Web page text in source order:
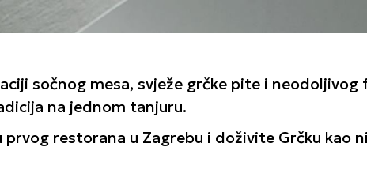
sočnog mesa, svježe grčke pite i neodoljivog
na jednom tanjuru.
restorana u Zagrebu i doživite Grčku kao